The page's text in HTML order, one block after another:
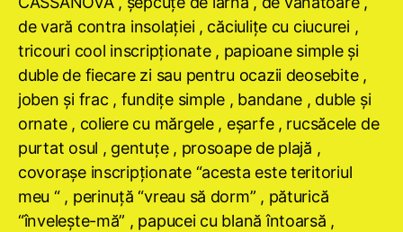
de vară contra insolaţiei , căciuliţe cu ciucurei ,
tricouri cool inscripţionate , papioane simple şi
duble de fiecare zi sau pentru ocazii deosebite ,
joben şi frac , fundiţe simple , bandane , duble şi
ornate , coliere cu mărgele , eşarfe , rucsăcele de
purtat osul , gentuţe , prosoape de plajă ,
covoraşe inscripţionate “acesta este teritoriul
meu “ , perinuţă “vreau să dorm” , păturică
“înveleşte-mă” , papucei cu blană întoarsă ,